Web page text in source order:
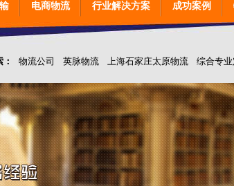
电商物流 行业解决方案 成功案例
物流公司 英脉物流 上海石家庄太原物流 综合专
定制物流 上海石家庄太原综合专业定制物流